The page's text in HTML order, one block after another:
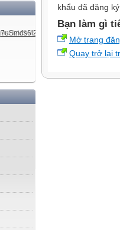
khẩu đã đăng
Bạn làm gì
Mở trang
Quay trở lại